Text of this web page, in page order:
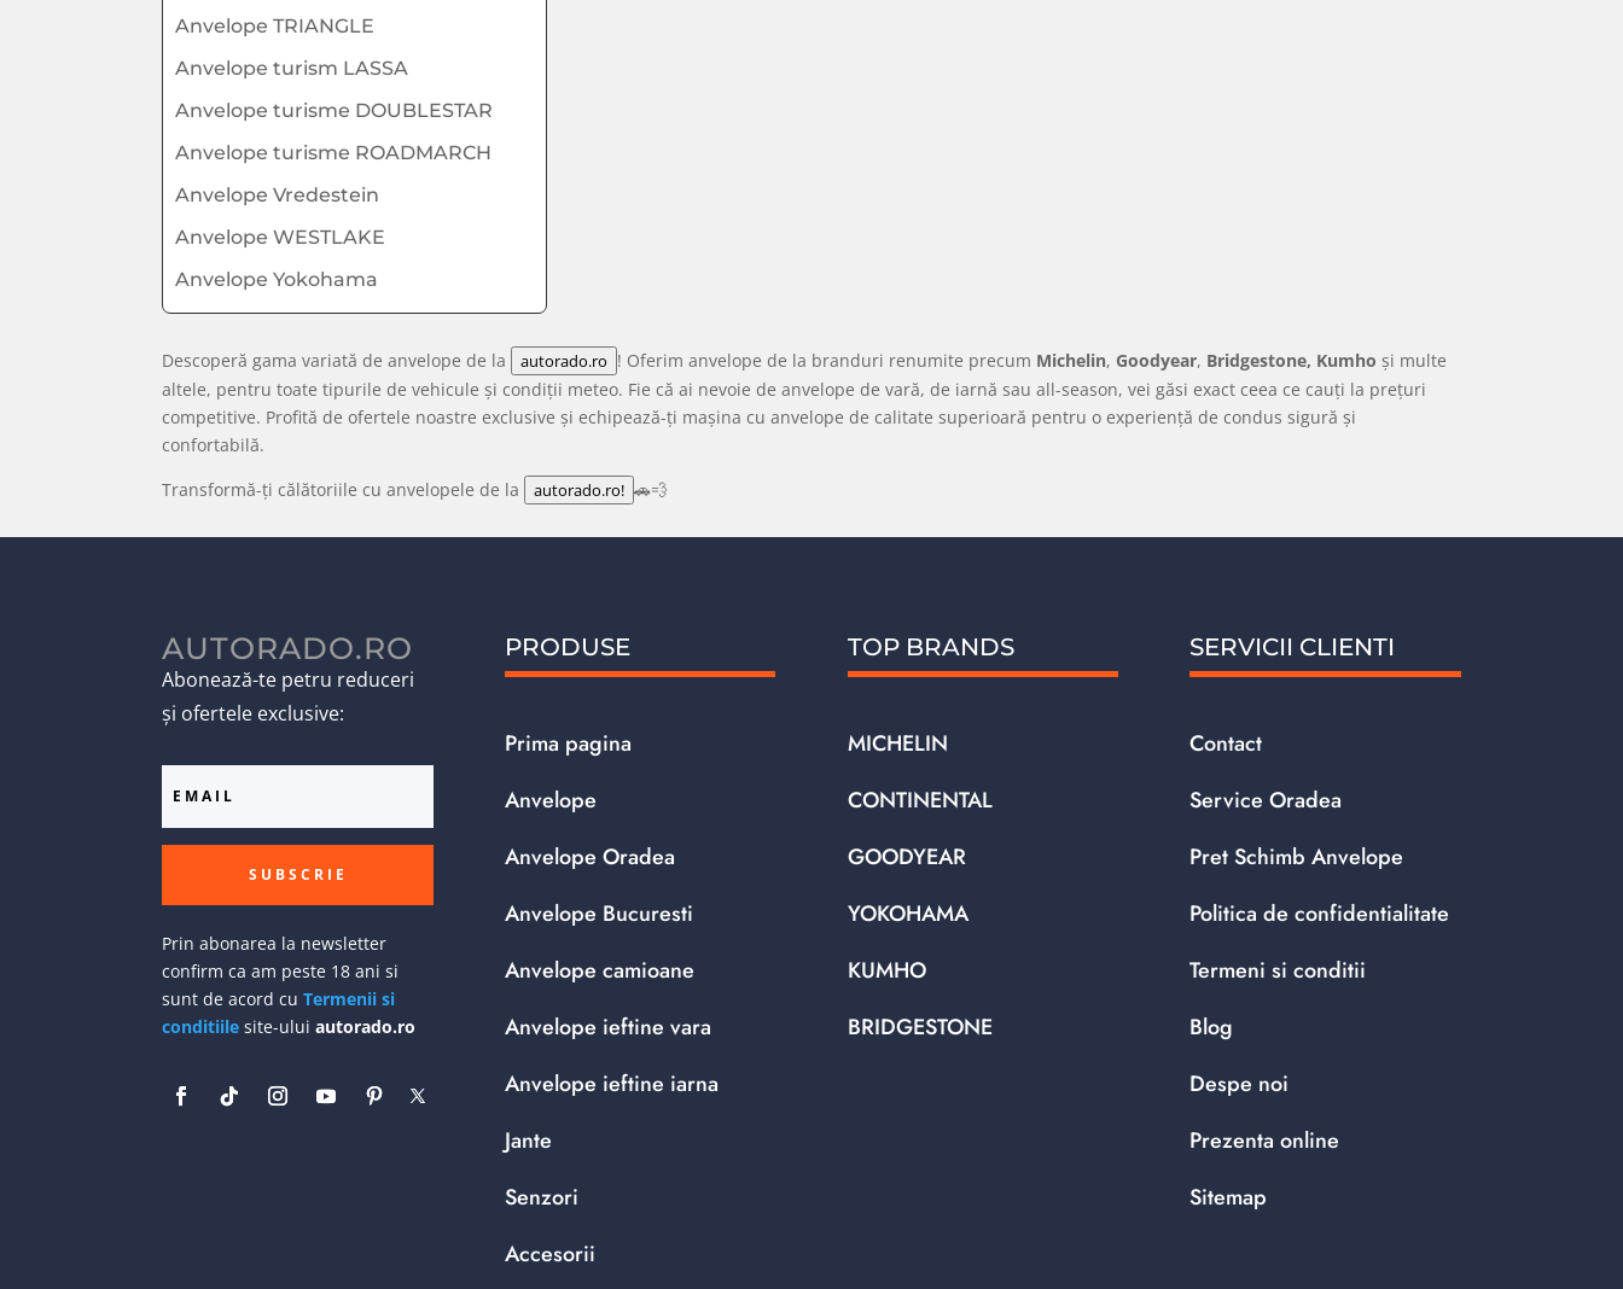
Anvelope TRIANGLE
Anvelope turism LASSA
Anvelope turisme DOUBLESTAR
Anvelope turisme ROADMARCH
Anvelope Vredestein
Anvelope WESTLAKE
Anvelope Yokohama
Descoperă gama variată de anvelope de la autorado.ro ! Oferim anvelope de la branduri renumite precum Michelin, Goodyear, Bridgestone, Kumho și multe
altele, pentru toate tipurile de vehicule și condiții meteo. Fie că ai nevoie de anvelope de vară, de iarnă sau all-season, vei găsi exact ceea ce cauți la prețuri
competitive. Profită de ofertele noastre exclusive și echipează-ți mașina cu anvelope de calitate superioară pentru o experiență de condus sigură și
confortabilă.
Transformă-ți călătoriile cu anvelopele de la
autorado.ro! 🚗💨
AUTORADO.RO
Abonează-te petru reduceri
și ofertele exclusive:
SUBSCRIE
Prin abonarea la newsletter
confirm ca am peste 18 ani si
sunt de acord cuTermenii si
conditiile site-uluiautorado.ro
PRODUSE
Prima pagina
Anvelope
Anvelope Oradea
Anvelope Bucuresti
Anvelope camioane
Anvelope ieftine vara
Anvelope ieftine iarna
Jante
Senzori
Accesorii
TOP BRANDS
MICHELIN
CONTINENTAL
GOODYEAR
YOKOHAMA
KUMHO
BRIDGESTONE
SERVICII CLIENTI
Contact
Service Oradea
Pret Schimb Anvelope
Politica de confidentialitate
Termeni si conditii
Blog
Despe noi
Prezenta online
Sitemap